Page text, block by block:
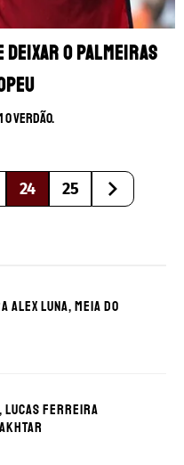
deixar o Palmeiras
o verdão.
24 25
Alex Luna, meia do
Lucas Ferreira